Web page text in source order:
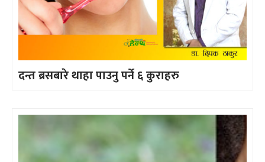
दन्त ब्रसबारे थाहा पाउनु पर्ने ६ कुराहरु